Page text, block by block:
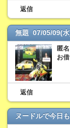
返信
無題 07/05/09(
匿
お
返信
ヌードルで今日